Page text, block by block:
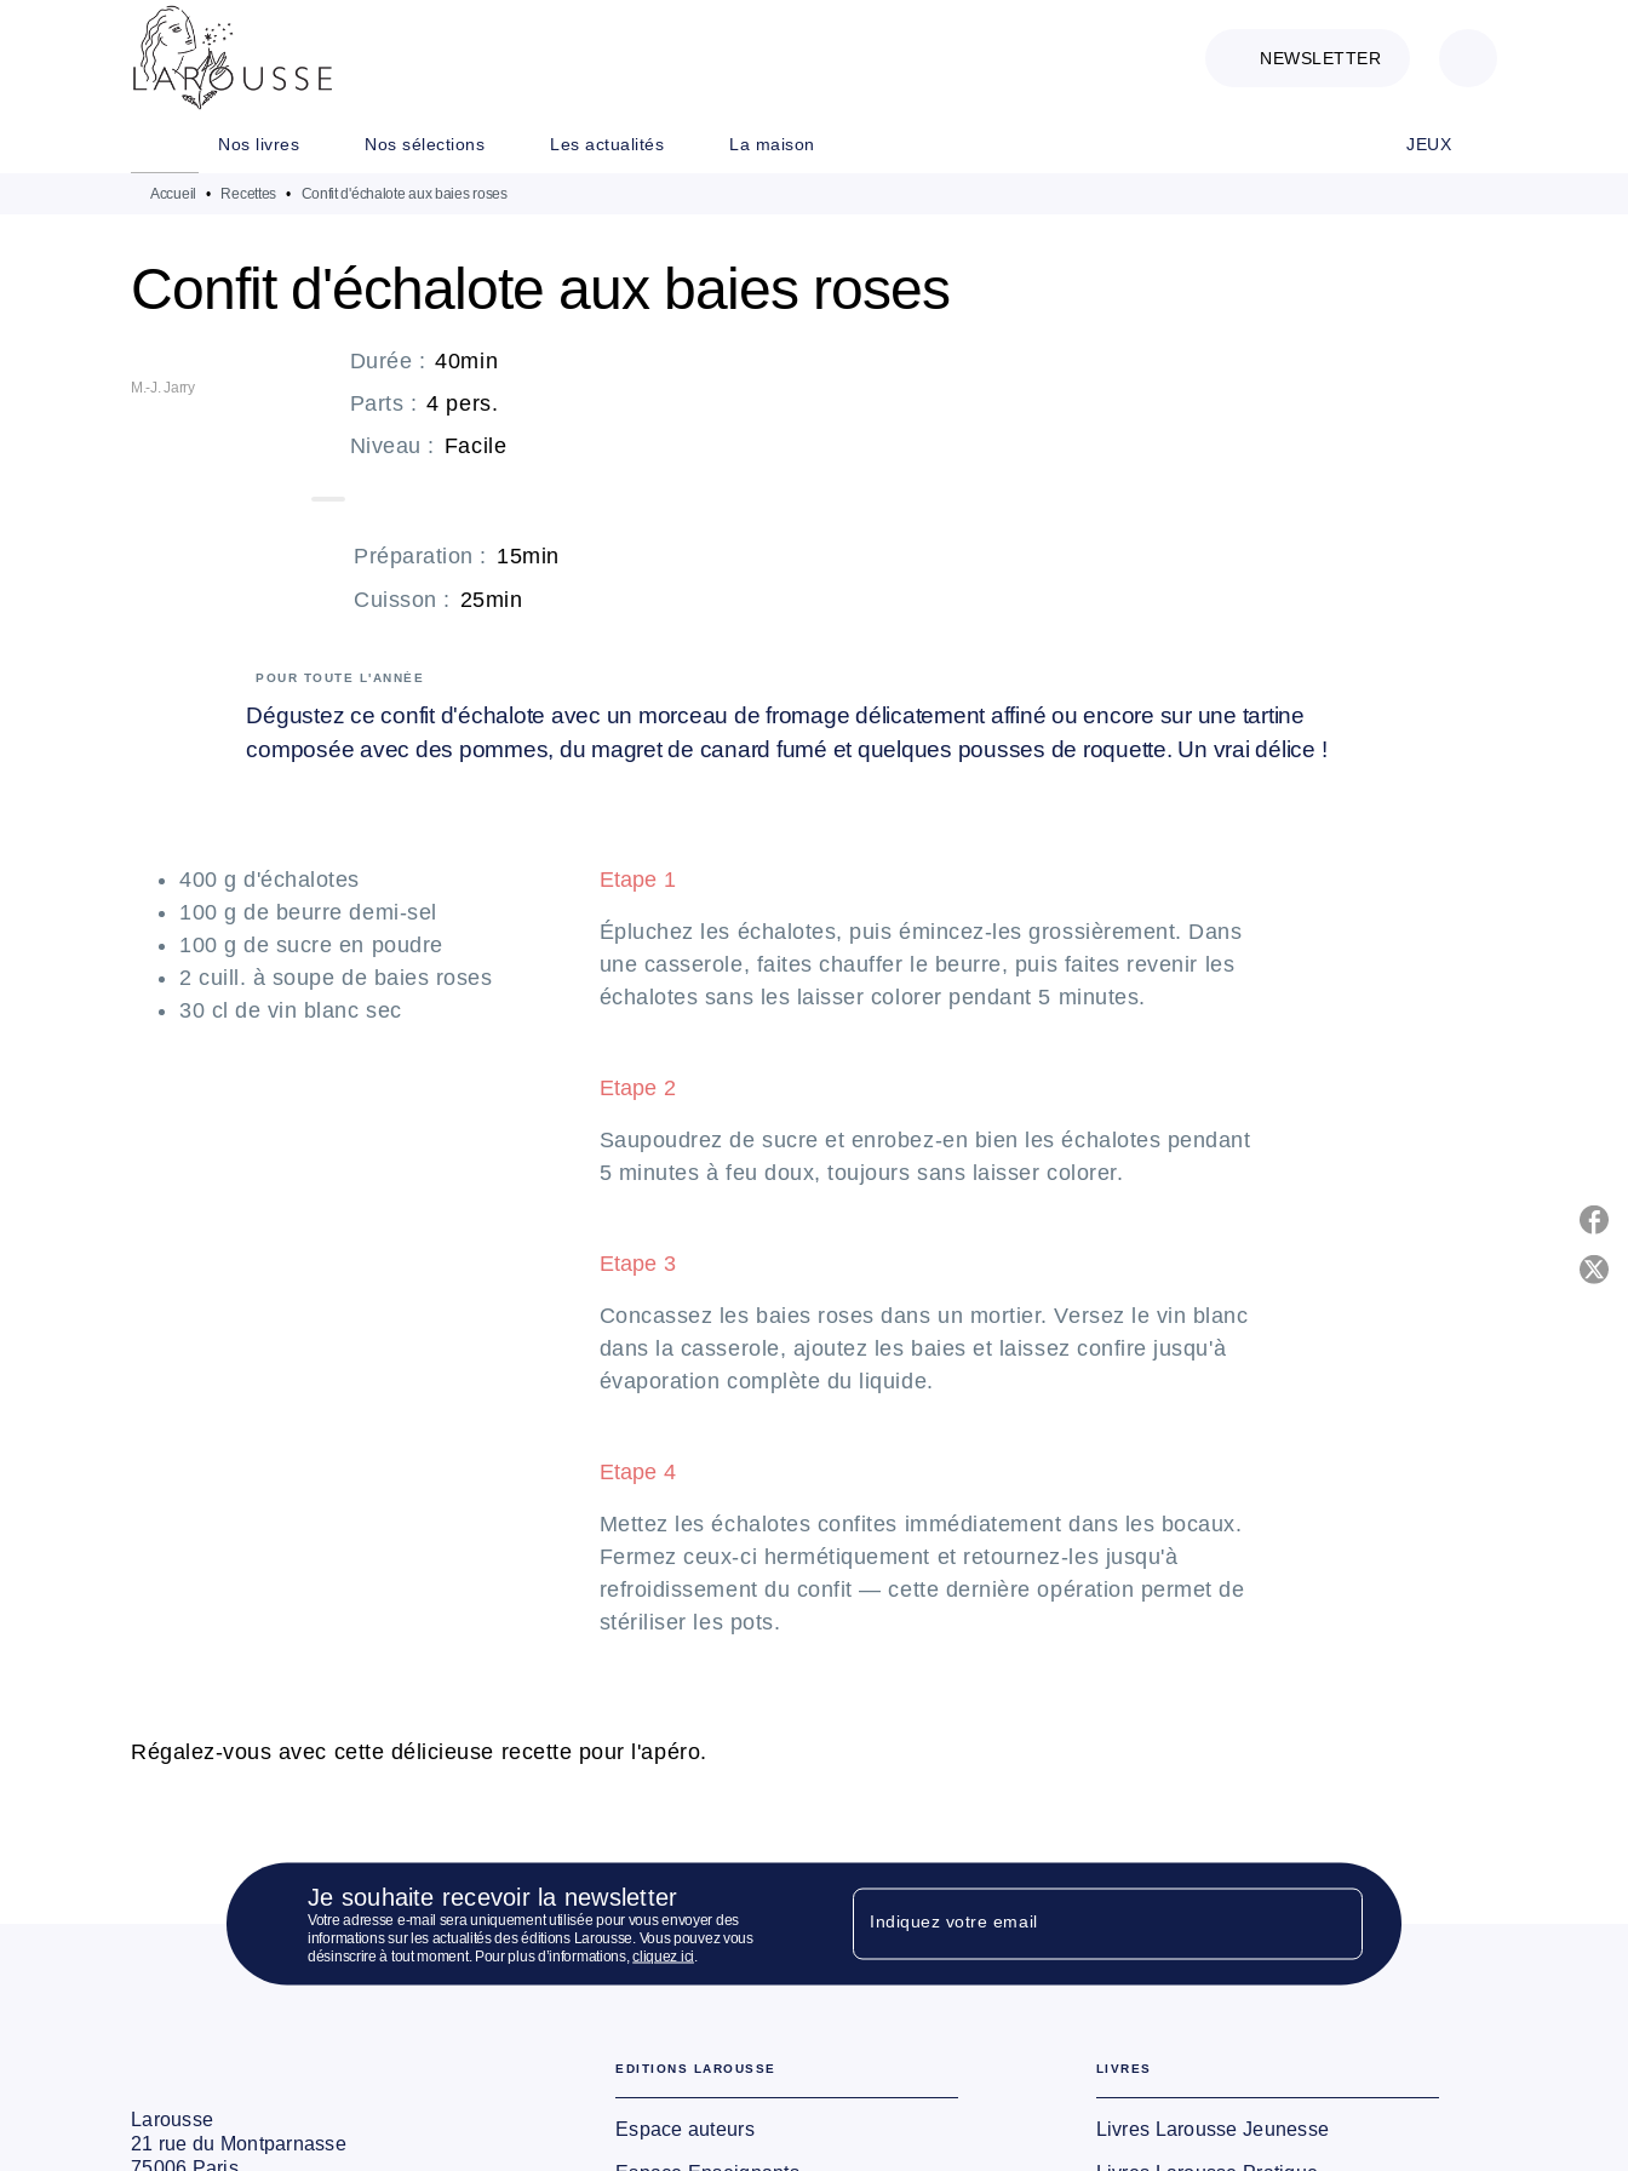
MENU
NEWSLETTER
Nos livres Nos sélections Les actualités La maison JEUX
Accueil • Recettes • Confit d'échalote aux baies roses
Confit d'échalote aux baies roses
M.-J. Jarry
Durée : 40min
Parts : 4 pers.
Niveau : Facile
Préparation : 15min
Cuisson : 25min
POUR TOUTE L'ANNÉE
Dégustez ce confit d'échalote avec un morceau de fromage délicatement affiné ou encore sur une tartine
composée avec des pommes, du magret de canard fumé et quelques pousses de roquette. Un vrai délice !
400 g d'échalotes
100 g de beurre demi-sel
100 g de sucre en poudre
2 cuill. à soupe de baies roses
30 cl de vin blanc sec
Etape 1
Épluchez les échalotes, puis émincez-les grossièrement. Dans
une casserole, faites chauffer le beurre, puis faites revenir les
échalotes sans les laisser colorer pendant 5 minutes.
Etape 2
Saupoudrez de sucre et enrobez-en bien les échalotes pendant
5 minutes à feu doux, toujours sans laisser colorer.
Etape 3
Concassez les baies roses dans un mortier. Versez le vin blanc
dans la casserole, ajoutez les baies et laissez confire jusqu'à
évaporation complète du liquide.
Etape 4
Mettez les échalotes confites immédiatement dans les bocaux.
Fermez ceux-ci hermétiquement et retournez-les jusqu'à
refroidissement du confit — cette dernière opération permet de
stériliser les pots.
Régalez-vous avec cette délicieuse recette pour l'apéro.
Je souhaite recevoir la newsletter
Votre adresse e-mail sera uniquement utilisée pour vous envoyer des
informations sur les actualités des éditions Larousse. Vous pouvez vous
désinscrire à tout moment. Pour plus d’informations,cliquez ici
Indiquez votre email
Larousse
21 rue du Montparnasse
EDITIONS LAROUSSE
Espace auteurs
LIVRES
Livres Larousse Jeunesse